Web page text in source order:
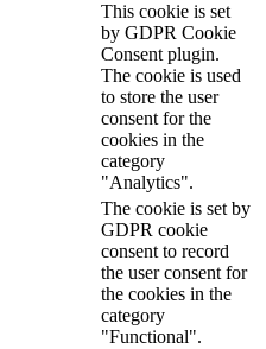
This cookie is set
by GDPR Cookie
Consent plugin.
The cookie is used
to store the user
consent for the
cookies in the
category
"Analytics".
The cookie is set by
GDPR cookie
consent to record
the user consent for
the cookies in the
category
"Functional".